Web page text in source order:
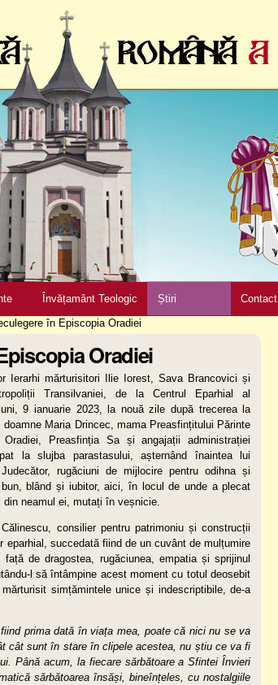
Învățamânt Teologic Știri Contact
în Episcopia Oradiei
Oradiei
Ierarhi mărturisitori Ilie Iorest, Sava Brancovici și
Transilvaniei, de la Centrul Eparhial al
9 ianuarie 2023, la nouă zile după trecerea la
doamne Maria Drincec, mama Preasfințitului Părinte
Oradiei, Preasfinția Sa și angajații administrației
la slujba parastasului, așternând înaintea lui
Judecător, rugăciuni de mijlocire pentru odihna și
blând și iubitor, aici, în locul de unde a plecat
neamul ei, mutați în veșnicie.
consilier pentru patrimoniu și construcții
eparhial, succedată fiind de un cuvânt de mulțumire
de dragostea, rugăciunea, empatia și sprijinul
l să întâmpine acest moment cu totul deosebit
simțămintele unice și indescriptibile, de-a
prima dată în viața mea, poate că nici nu se va
cât sunt în stare în clipele acestea, nu știu ce va fi
Până acum, la fiecare sărbătoare a Sfintei Învieri
sărbătoarea însăși, bineînțeles, cu nostalgiile